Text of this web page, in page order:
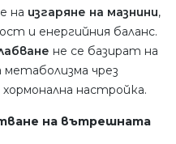
на изгаряне на мазнини,
и енергийния баланс.
не се базират на
метаболизма чрез
настройка.
на вътрешната